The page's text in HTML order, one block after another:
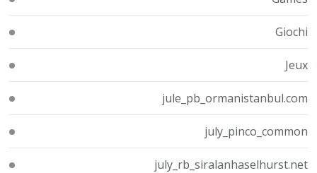
Giochi
Jeux
jule_pb_ormanistanbul.com
july_pinco_common
july_rb_siralanhaselhurst.net